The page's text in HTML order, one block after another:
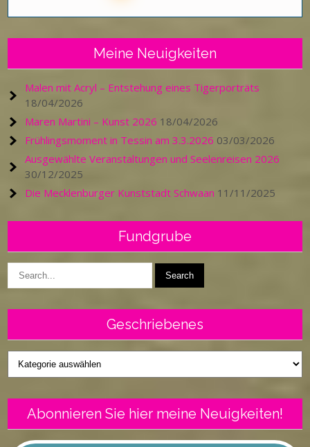
Meine Neuigkeiten
Malen mit Acryl – Entstehung eines Tigerporträts
18/04/2026
Maren Martini – Kunst 2026 18/04/2026
Frühlingsmoment in Tessin am 3.3.2026 03/03/2026
Ausgewählte Veranstaltungen und Seelenreisen 2026
30/12/2025
Die Mecklenburger Kunststadt Schwaan 11/11/2025
Fundgrube
Geschriebenes
Geschriebenes
Abonnieren Sie hier meine Neuigkeiten!